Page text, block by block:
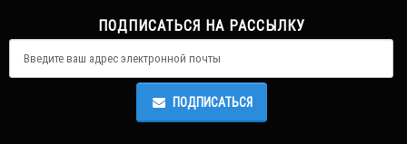
ПОДПИСАТЬСЯ НА РАССЫЛКУ
ПОДПИСАТЬСЯ